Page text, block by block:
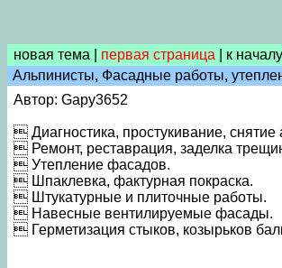
новая тема первая страница к началу
Альпинисты, Фасадные работы,
Автор: Gapy3652
 Диагностика, простукивание,
 Ремонт, реставрация, заделка
 Утепление фасадов.
 Шпаклевка, фактурная покраска.
 Штукатурные и плиточные работы.
 Навесные вентилируемые фасады.
 Герметизация стыков, козырьков